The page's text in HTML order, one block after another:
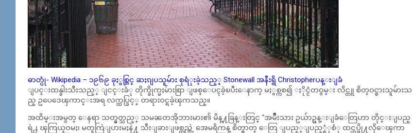
ဓာတ္ပုံ- Wikipedia – ၁၉၆၉ ခုႏွစ္တြင္ ဆႏၵျပသူမ်ား စုရံုးခဲ့သည့္ Stonewall အနီးရွိ Christopherပန္းျခံ
ျပင္းထန္ခါးသီးသည့္ ျငင္းခံု တိုက္ခိုက္မႈမ်ားစြာ ျဖစ္ေပၚခဲ့ၿပီးေနာက္ မႏွစ္ကစ၍ ႏိုင္ငံတဝွမ္း လိင္တူ စိတ္ဝင္စားသူမ်ားသ
ည္ ဥပေဒေၾကာင္းအရ လက္ထပ္ခြင့္ တရားဝင္ရခဲ့ၾကသည္။
အထိမ္းအမွတ္ ေနရာ သတ္မွတ္သည့္ သမၼတအိုဘားမား၏ မိန္႔ခြန္းတြင္ “အမ်ိဳးသား ဥယ်ာဥ္ပန္းျခံေတြဟာ တိုင္းျပည္
ရဲ႕ ၾကြယ္ဝမႈ၊ မတူကြဲျပားမႈနဲ႔ သီးျခားျဖစ္တည္တဲ့ အေမရိကန္ စိတ္ဓာတ္ ေတြ ျပည့္ျပည့္စံုစံု ထင္ဟပ္ဖို႔လိုေၾကာ